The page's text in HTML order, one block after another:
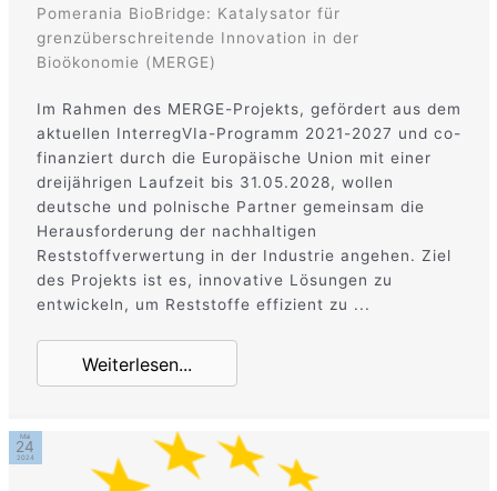
Pomerania BioBridge: Katalysator für
grenzüberschreitende Innovation in der
Bioökonomie (MERGE)
Im Rahmen des MERGE-Projekts, gefördert aus dem
aktuellen InterregVIa-Programm 2021-2027 und co-
finanziert durch die Europäische Union mit einer
dreijährigen Laufzeit bis 31.05.2028, wollen
deutsche und polnische Partner gemeinsam die
Herausforderung der nachhaltigen
Reststoffverwertung in der Industrie angehen. Ziel
des Projekts ist es, innovative Lösungen zu
entwickeln, um Reststoffe effizient zu ...
Weiterlesen...
Mai
24
2024